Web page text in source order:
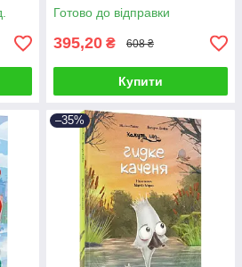
Готово до відправки
395,20 ₴ 608 ₴
Купити
–35%